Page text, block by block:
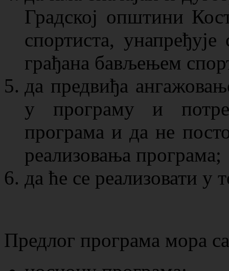
Градској општини
спортиста,
грађана бављењем
да предвиђа
у програму и
програма и да не
реализовања програма;
да ће се реализовати у
Предлог програма мора